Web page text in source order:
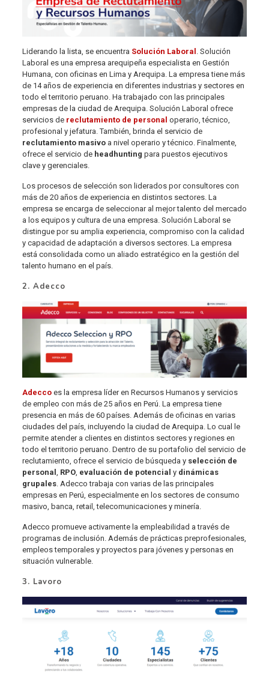
Liderando la lista, se encuentra Solución Laboral . Solución
Laboral es una empresa arequipeña especialista en Gestión
Humana, con oficinas en Lima y Arequipa. La empresa tiene más
de 14 años de experiencia en diferentes industrias y sectores en
todo el territorio peruano. Ha trabajado con las principales
empresas de la ciudad de Arequipa. Solución Laboral ofrece
servicios de reclutamiento de personal operario, técnico,
profesional y jefatura. También, brinda el servicio de
reclutamiento masivoa nivel operario y técnico. Finalmente,
ofrece el servicio de headhunting para puestos ejecutivos
clave y gerenciales.
Los procesos de selección son liderados por consultores con
más de 20 años de experiencia en distintos sectores. La
empresa se encarga de seleccionar al mejor talento del mercado
a los equipos y cultura de una empresa. Solución Laboral se
distingue por su amplia experiencia, compromiso con la calidad
y capacidad de adaptación a diversos sectores. La empresa
está consolidada como un aliado estratégico en la gestión del
talento humano en el país.
2. Adecco
Adecco es la empresa líder en Recursos Humanos y servicios
de empleo con más de 25 años en Perú. La empresa tiene
presencia en más de 60 países. Además de oficinas en varias
ciudades del país, incluyendo la ciudad de Arequipa. Lo cual le
permite atender a clientes en distintos sectores y regiones en
todo el territorio peruano. Dentro de su portafolio del servicio de
reclutamiento, ofrece el servicio de búsqueda y selección de
personal , RPO, evaluación de potencial y dinámicas
grupales. Adecco trabaja con varias de las principales
empresas en Perú, especialmente en los sectores de consumo
masivo, banca, retail, telecomunicaciones y minería.
Adecco promueve activamente la empleabilidad a través de
programas de inclusión. Además de prácticas preprofesionales,
empleos temporales y proyectos para jóvenes y personas en
situación vulnerable.
3. Lavoro